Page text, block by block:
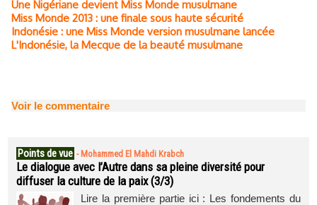
Une Nigériane devient Miss Monde musulmane
Miss Monde 2013 : une finale sous haute sécurité
Indonésie : une Miss Monde version musulmane lancée
L'Indonésie, la Mecque de la beauté musulmane
Voir le commentaire
Points de vue - Mohammed El Mahdi Krabch
Le dialogue avec l’Autre dans sa pleine diversité pour
diffuser la culture de la paix (3/3)
Lire la première partie ici : Les fondements du